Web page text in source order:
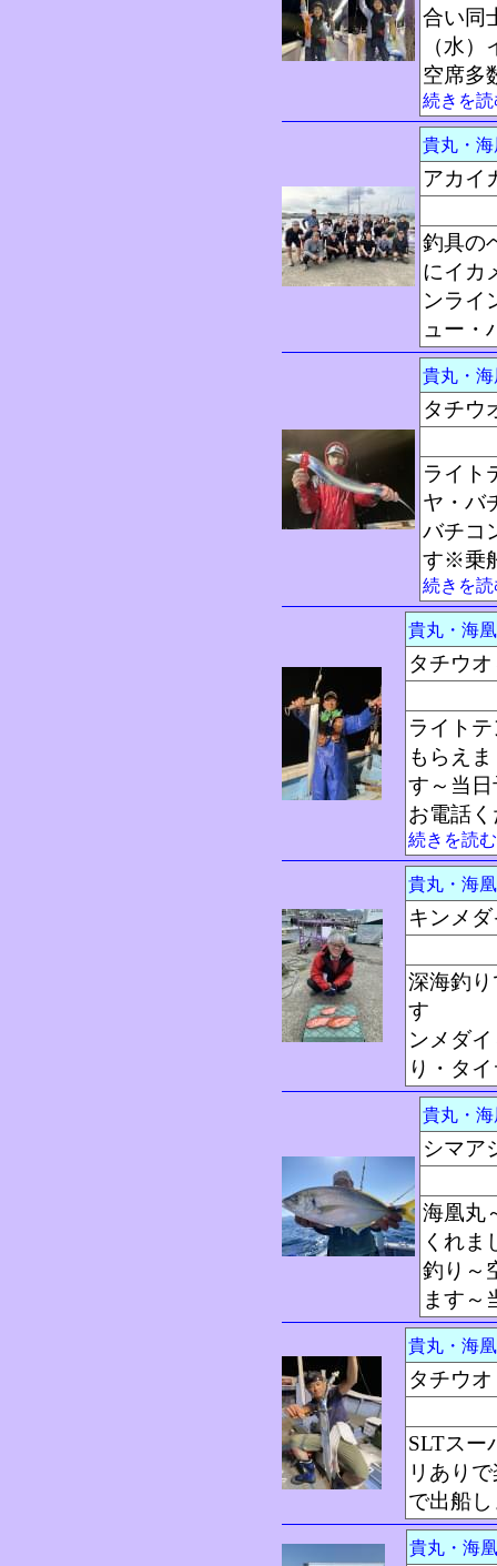
合い同
（水
空席多
続きを読
貴丸・
アカイ
釣具の
にイカ
ンライ
ュー・
貴丸・
タチウ
ライト
ヤ・バ
バチコ
す※乗
続きを読
貴丸・海
タチウ
ライト
もらえ
す～当
お電話
続きを読む
貴丸・海
キンメ
深海釣
す
ンメダ
り・タ
貴丸・
シマア
海凰丸
くれま
釣り～
ます～
貴丸・海
タチウ
SLTスー
リあり
で出船
貴丸・海